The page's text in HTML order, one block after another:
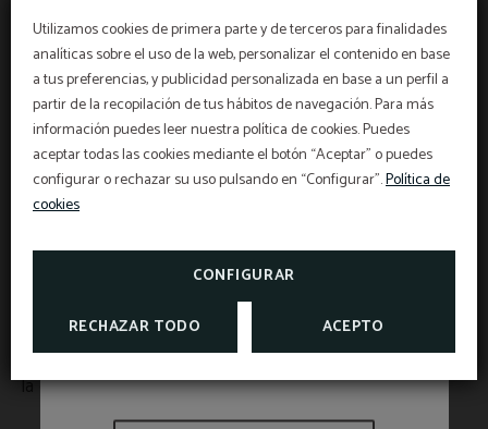
Utilizamos cookies de primera parte y de terceros para finalidades
analíticas sobre el uso de la web, personalizar el contenido en base
a tus preferencias, y publicidad personalizada en base a un perfil a
partir de la recopilación de tus hábitos de navegación. Para más
información puedes leer nuestra política de cookies. Puedes
aceptar todas las cookies mediante el botón “Aceptar” o puedes
configurar o rechazar su uso pulsando en “Configurar”.Política de
cookies
CONFIGURAR
RECHAZAR TODO ACEPTO
¿A qué personas cubre el seguro?
¿Dónde puedo ver todas las condiciones
de la póliza del seguro?
las preguntas frecuentes: puedes encontrar más
Para visualizar preguntas relacionadas con
la cobertura sobre la COVID pulsa
OFERTA EXCLUSIVA
¡Mejor precio garantizado, descuento por early
booking, desayuno gratis y seguro de
cancelación gratis incluido!
El Hotel Sant Pau os incluye un seguro de
cancelación exclusivo para reservas realizadas en
CANCELACIÓN
INFORMACIÓN
TASAS Y EXENCIONES